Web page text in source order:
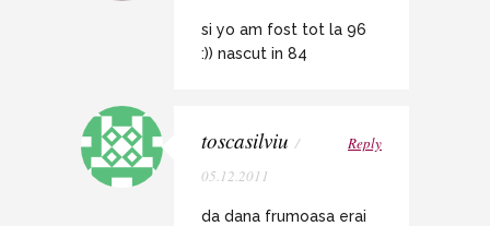
si yo am fost tot la 96
:)) nascut in 84
toscasilviu /
05.12.2011
Reply
da dana frumoasa erai